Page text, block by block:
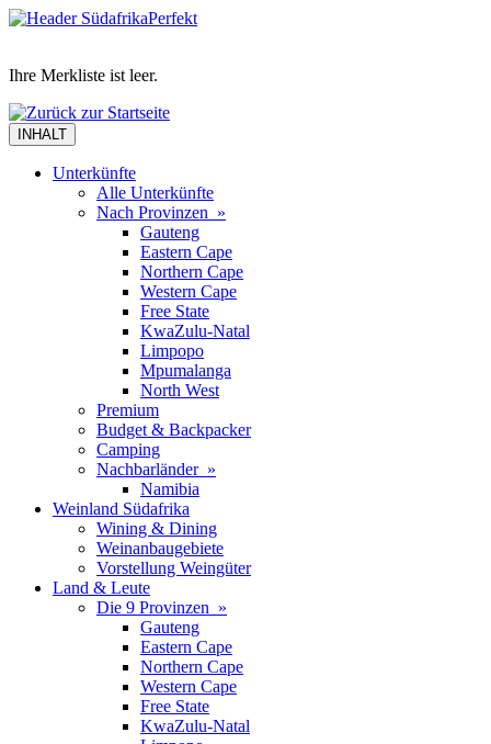
Ihre Merkliste ist leer.
INHALT
Unterkünfte
Alle Unterkünfte
Nach Provinzen »
Gauteng
Eastern Cape
Northern Cape
Western Cape
Free State
KwaZulu-Natal
Limpopo
Mpumalanga
North West
Premium
Budget & Backpacker
Camping
Nachbarländer »
Namibia
Weinland Südafrika
Wining & Dining
Weinanbaugebiete
Vorstellung Weingüter
Land & Leute
Die 9 Provinzen »
Gauteng
Eastern Cape
Northern Cape
Western Cape
Free State
KwaZulu-Natal